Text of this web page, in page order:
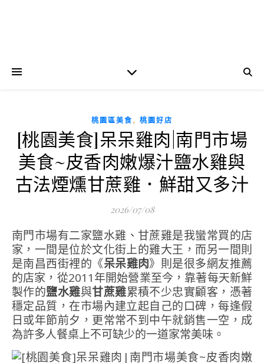
桃園區美食 , 桃園好店
[桃園美食]呆呆雞肉|南門市場
美食~皮香肉嫩爆汁鹽水雞與
古法煙燻甘蔗雞．鮮甜又多汁
2026/07/08
南門市場有二家鹽水雞、甘蔗雞是我蠻常買的店
家，一間是位於文化街上的雞大王，而另一間則
是南昌西街裡的《呆呆雞肉》則是很多網友推薦
的店家，從2011年開始營業至今，靠著每天新鮮
製作的鹽水雞與甘蔗雞累積不少忠實顧客，憑著
穩定品質，在市場內建立起自己的口碑，每逢假
日或年節前夕，更常常不到中午就銷售一空，成
為許多人餐桌上不可缺少的一道家常美味。